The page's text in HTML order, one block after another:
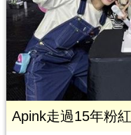
Apink走過15年粉